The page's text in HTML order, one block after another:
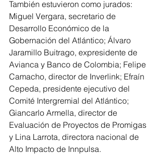
También estuvieron como jurados:
Miguel Vergara, secretario de
Desarrollo Económico de la
Gobernación del Atlántico; Álvaro
Jaramillo Buitrago, expresidente de
Avianca y Banco de Colombia; Felipe
Camacho, director de Inverlink; Efraín
Cepeda, presidente ejecutivo del
Comité Intergremial del Atlántico;
Giancarlo Armella, director de
Evaluación de Proyectos de Promigas
y Lina Larrota, directora nacional de
Alto Impacto de Innpulsa.